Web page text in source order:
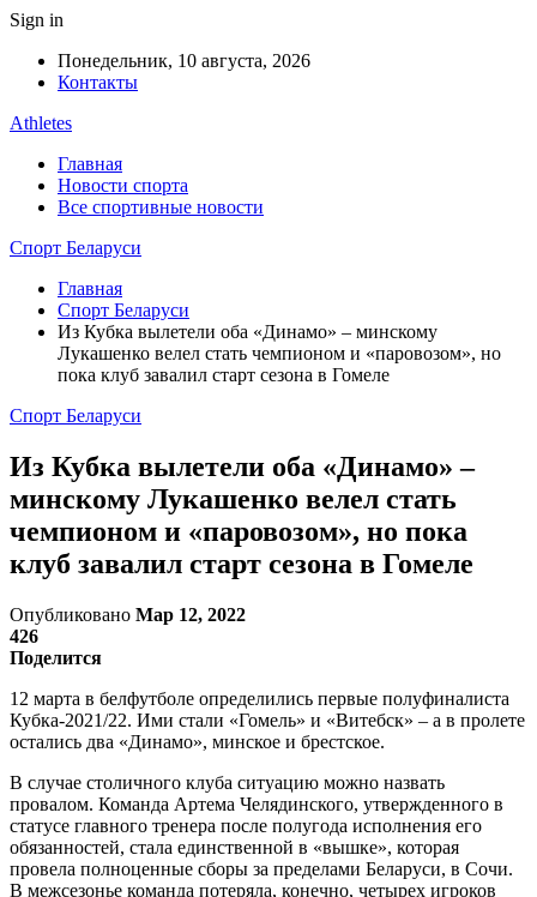
Sign in
Понедельник, 10 августа, 2026
Контакты
Athletes
Главная
Новости спорта
Все спортивные новости
Спорт Беларуси
Главная
Спорт Беларуси
Из Кубка вылетели оба «Динамо» – минскому
Лукашенко велел стать чемпионом и «паровозом», но
пока клуб завалил старт сезона в Гомеле
Спорт Беларуси
Из Кубка вылетели оба «Динамо» –
минскому Лукашенко велел стать
чемпионом и «паровозом», но пока
клуб завалил старт сезона в Гомеле
Опубликовано Мар 12, 2022
426
Поделится
12 марта в белфутболе определились первые полуфиналиста
Кубка-2021/22. Ими стали «Гомель» и «Витебск» – а в пролете
остались два «Динамо», минское и брестское.
В случае столичного клуба ситуацию можно назвать
провалом. Команда Артема Челядинского, утвержденного в
статусе главного тренера после полугода исполнения его
обязанностей, стала единственной в «вышке», которая
провела полноценные сборы за пределами Беларуси, в Сочи.
В межсезонье команда потеряла, конечно, четырех игроков